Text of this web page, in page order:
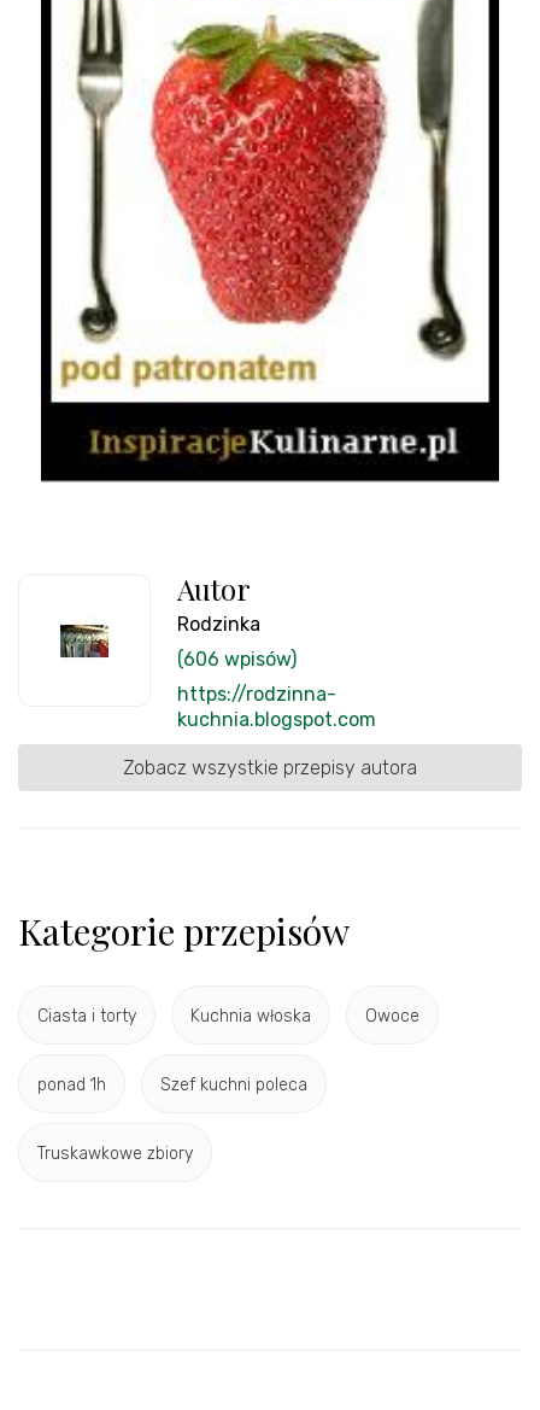
Autor
Rodzinka
(606 wpisów)
https://rodzinna-
kuchnia.blogspot.com
Zobacz wszystkie przepisy autora
Kategorie przepisów
Ciasta i torty Kuchnia włoska Owoce
ponad 1h Szef kuchni poleca
Truskawkowe zbiory